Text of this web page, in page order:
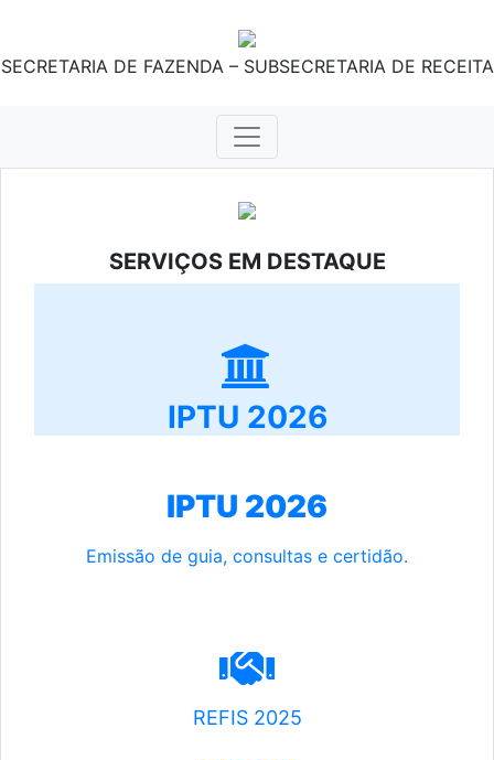
SECRETARIA DE FAZENDA – SUBSECRETARIA DE RECEITA
SERVIÇOS EM DESTAQUE
IPTU 2026
IPTU 2026
Emissão de guia, consultas e certidão.
REFIS 2025